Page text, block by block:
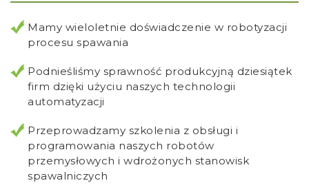
Mamy wieloletnie doświadczenie w robotyzacji
procesu spawania
Podnieśliśmy sprawność produkcyjną dziesiątek
firm dzięki użyciu naszych technologii
automatyzacji
Przeprowadzamy szkolenia z obsługi i
programowania naszych robotów
przemysłowych i wdrożonych stanowisk
spawalniczych